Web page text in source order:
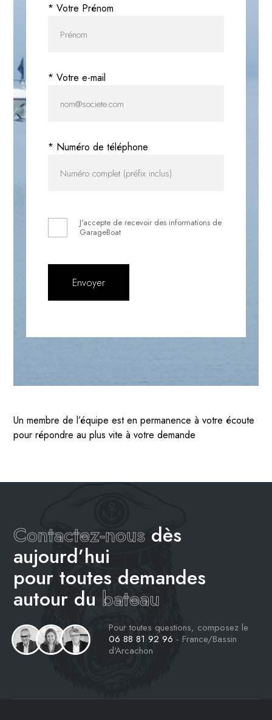
* Votre Prénom
* Votre e-mail
* Numéro de téléphone
J'accepte de recevoir des informations de
GarageBoat
Un membre de l’équipe est en permanence à votre écoute
pour répondre au plus vite à votre demande
Contactez-nous dès
aujourd’hui
pour toutes demandes
autour du bateau
Pour toutes questions, composez le
06 88 81 92 96 - France/Bassin
d'Arcachon